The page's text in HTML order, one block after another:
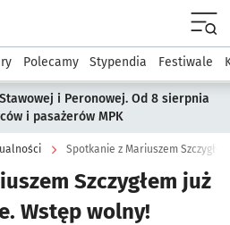
podserwis: Kultura
Polecamy Stypendia Festiwale
i Peronowej. Od 8 sierpnia
i pasażerów MPK
Spotkanie z Mariuszem
Szczygłem już
Wstęp wolny!